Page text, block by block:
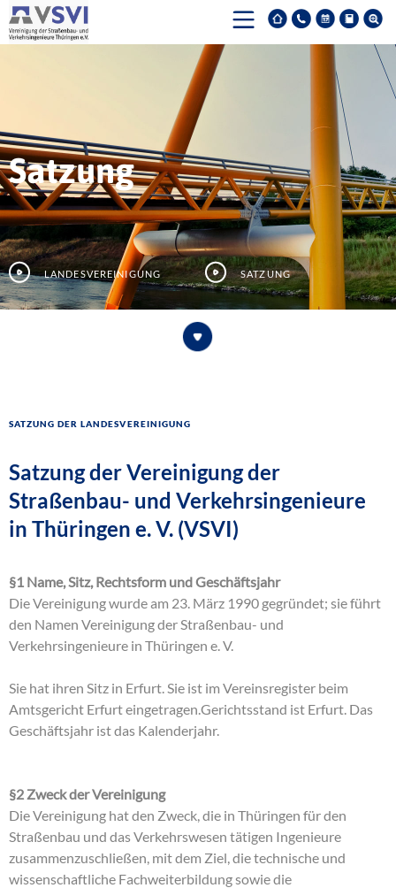
Satzung
Landesvereinigung Satzung
Satzung der Landesvereinigung
Satzung der Vereinigung der
Straßenbau- und Verkehrsingenieure
in Thüringen e. V. (VSVI)
§1 Name, Sitz, Rechtsform und Geschäftsjahr
Die Vereinigung wurde am 23. März 1990 gegründet; sie führt
den Namen Vereinigung der Straßenbau- und
Verkehrsingenieure in Thüringen e. V.
Sie hat ihren Sitz in Erfurt. Sie ist im Vereinsregister beim
Amtsgericht Erfurt eingetragen.Gerichtsstand ist Erfurt. Das
Geschäftsjahr ist das Kalenderjahr.
§2 Zweck der Vereinigung
Die Vereinigung hat den Zweck, die in Thüringen für den
Straßenbau und das Verkehrswesen tätigen Ingenieure
zusammenzuschließen, mit dem Ziel, die technische und
wissenschaftliche Fachweiterbildung sowie die